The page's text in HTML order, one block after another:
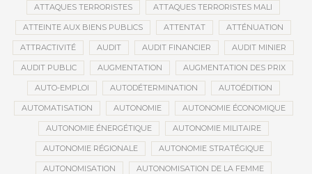
ATTAQUES TERRORISTES ATTAQUES TERRORISTES MALI
ATTEINTE AUX BIENS PUBLICS ATTENTAT ATTÉNUATION
ATTRACTIVITÉ AUDIT AUDIT FINANCIER AUDIT MINIER
AUDIT PUBLIC AUGMENTATION AUGMENTATION DES PRIX
AUTO-EMPLOI AUTODÉTERMINATION AUTOÉDITION
AUTOMATISATION AUTONOMIE AUTONOMIE ÉCONOMIQUE
AUTONOMIE ÉNERGÉTIQUE AUTONOMIE MILITAIRE
AUTONOMIE RÉGIONALE AUTONOMIE STRATÉGIQUE
AUTONOMISATION AUTONOMISATION DE LA FEMME